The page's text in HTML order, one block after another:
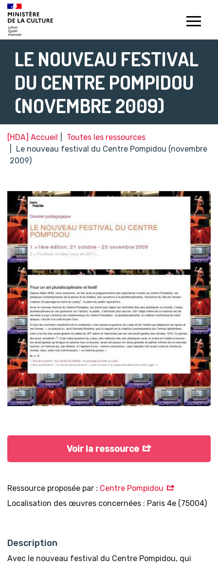
LE NOUVEAU FESTIVAL
DU CENTRE POMPIDOU
(NOVEMBRE 2009)
[HDA] Accueil
Toutes les ressources
Le nouveau festival du Centre Pompidou (novembre
2009)
Ressource proposée par : Centre Pompidou
Localisation des œuvres concernées : Paris 4e (75004)
Description
Avec le nouveau festival du Centre Pompidou, qui
Voir la ressource
Gestion de vos préférences sur les témoins de connexion